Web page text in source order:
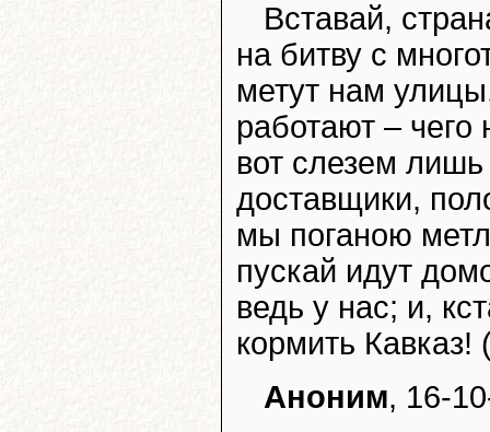
Вставай,
на битву с
метут нам
работают –
вот слезем
доставщики,
мы поганою
пускай идут
ведь у нас; и,
кормить
Аноним, 16-